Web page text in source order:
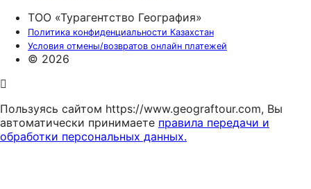
ТОО «Турагентство География»
Политика конфиденциальности Казахстан
Условия отмены/возвратов онлайн платежей
© 2026
Пользуясь сайтом https://www.geograftour.com, Вы
автоматически принимаете правила передачи и
обработки персональных данных.